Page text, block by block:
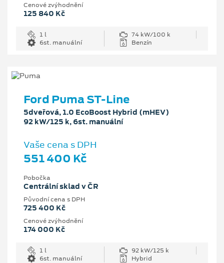
Cenové zvýhodnění
125 840 Kč
1 l
74 kW/100 k
6st. manuální
Benzín
Ford Puma ST-Line
5dveřová, 1.0 EcoBoost Hybrid (mHEV)
92 kW/125 k, 6st. manuální
Vaše cena s DPH
551 400 Kč
Pobočka
Centrální sklad v ČR
Původní cena s DPH
725 400 Kč
Cenové zvýhodnění
174 000 Kč
1 l
92 kW/125 k
6st. manuální
Hybrid